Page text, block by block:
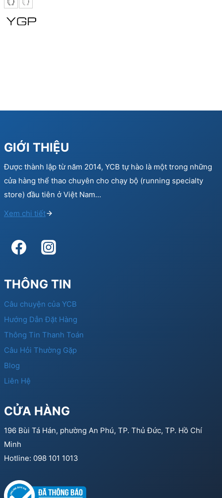
GIỚI THIỆU
Được thành lập từ năm 2014, YCB tự hào là một trong những
cửa hàng thể thao chuyên cho chạy bộ (running specialty
store) đầu tiên ở Việt Nam…
Xem chi tiết
THÔNG TIN
Câu chuyện của YCB
Hướng Dẫn Đặt Hàng
Thông Tin Thanh Toán
Câu Hỏi Thường Gặp
Blog
Liên Hệ
CỬA HÀNG
196 Bùi Tá Hán, phường An Phú, TP. Thủ Đức, TP. Hồ Chí
Minh
Hotline: 098 101 1013